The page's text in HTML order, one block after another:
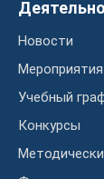
Новости
Мероприятия
Учебный
Конкурсы